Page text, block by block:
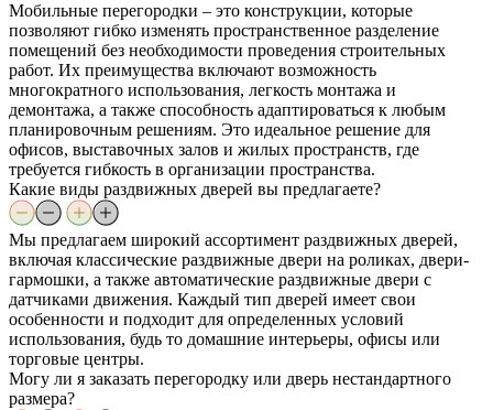
Мобильные перегородки – это конструкции, которые
позволяют гибко изменять пространственное разделение
помещений без необходимости проведения строительных
работ. Их преимущества включают возможность
многократного использования, легкость монтажа и
демонтажа, а также способность адаптироваться к любым
планировочным решениям. Это идеальное решение для
офисов, выставочных залов и жилых пространств, где
требуется гибкость в организации пространства.
Какие виды раздвижных дверей вы предлагаете?
Мы предлагаем широкий ассортимент раздвижных дверей,
включая классические раздвижные двери на роликах, двери-
гармошки, а также автоматические раздвижные двери с
датчиками движения. Каждый тип дверей имеет свои
особенности и подходит для определенных условий
использования, будь то домашние интерьеры, офисы или
торговые центры.
Могу ли я заказать перегородку или дверь нестандартного
размера?